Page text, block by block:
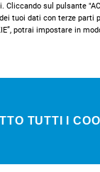
Confronta
sul pulsante
tuoi dati con terze parti
potrai impostare in
TUTTI I